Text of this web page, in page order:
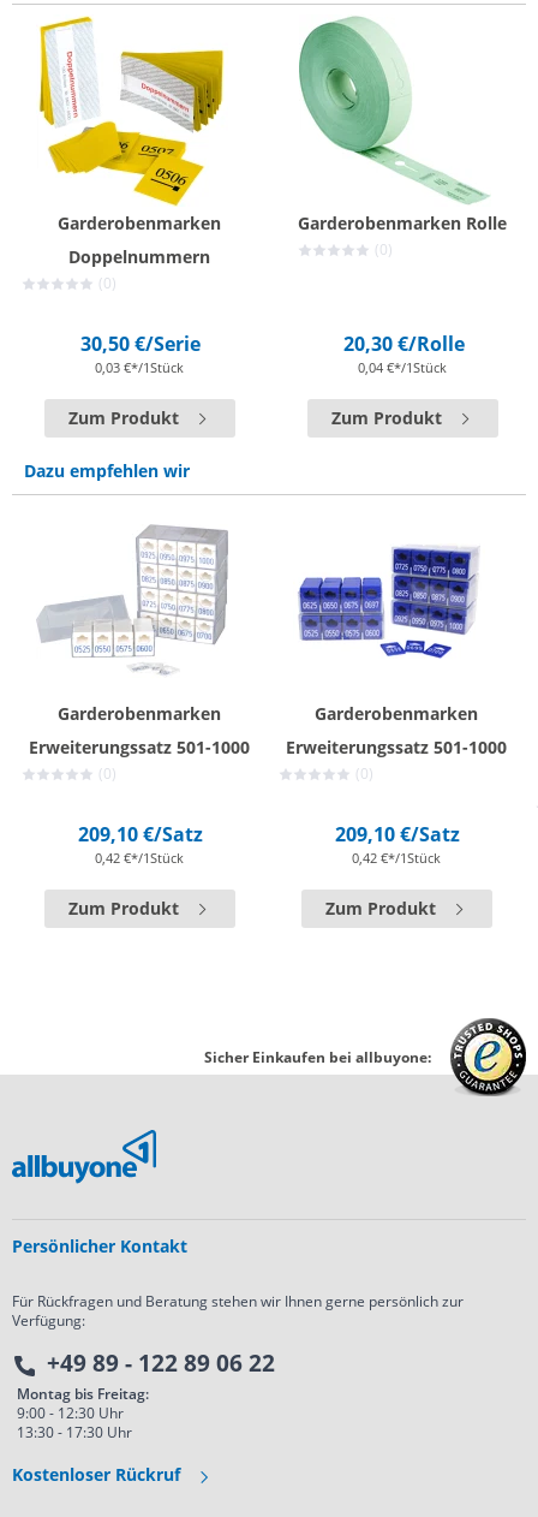
Garderobenmarken
Doppelnummern
(0)
30,50 €/Serie
0,03 €*/1Stück
Zum Produkt
Garderobenmarken Rolle
(0)
20,30 €/Rolle
0,04 €*/1Stück
Zum Produkt
Dazu empfehlen wir
Garderobenmarken
Erweiterungssatz 501-1000
(0)
209,10 €/Satz
0,42 €*/1Stück
Zum Produkt
Garderobenmarken
Erweiterungssatz 501-1000
(0)
209,10 €/Satz
0,42 €*/1Stück
Zum Produkt
Sicher Einkaufen bei allbuyone:
Persönlicher Kontakt
Für Rückfragen und Beratung stehen wir Ihnen gerne persönlich zur
Verfügung:
+49 89 - 122 89 06 22
Montag bis Freitag:
9:00 - 12:30 Uhr
13:30 - 17:30 Uhr
Kostenloser Rückruf